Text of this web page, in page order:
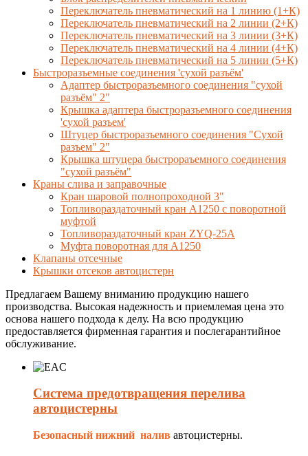
Переключатель пневматический на 1 линию (1+К)
Переключатель пневматический на 2 линии (2+К)
Переключатель пневматический на 3 линии (3+К)
Переключатель пневматический на 4 линии (4+К)
Переключатель пневматический на 5 линии (5+К)
Быстроразъемные соединения 'сухой разъём'
Адаптер быстроразъемного соединения "сухой
разъём" 2"
Крышка адаптера быстроразъемного соединения
'сухой разъем'
Штуцер быстроразъемного соединения "Сухой
разъем" 2"
Крышка штуцера быстрораъемного соединения
"сухой разъём"
Краны слива и заправочные
Кран шаровой полнопроходной 3"
Топливораздаточный кран A1250 с поворотной
муфтой
Топливораздаточный кран ZYQ-25A
Муфта поворотная для А1250
Клапаны отсечные
Крышки отсеков автоцистерн
Предлагаем Вашему вниманию продукцию нашего
производства. Высокая надежность и приемлемая цена это
основа нашего подхода к делу. На всю продукцию
предоставляется фирменная гарантия и послегарантийное
обслуживание.
Система предотвращения перелива
автоцистерны
Безопасный нижний налив автоцистерны.